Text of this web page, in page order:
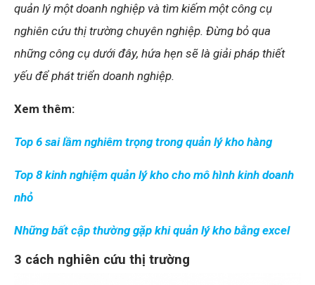
quản lý một doanh nghiệp và tìm kiếm một công cụ
nghiên cứu thị trường chuyên nghiệp. Đừng bỏ qua
những công cụ dưới đây, hứa hẹn sẽ là giải pháp thiết
yếu để phát triển doanh nghiệp.
Xem thêm:
Top 6 sai lầm nghiêm trọng trong quản lý kho hàng
Top 8 kinh nghiệm quản lý kho cho mô hình kinh doanh
nhỏ
Những bất cập thường gặp khi quản lý kho bằng excel
3 cách nghiên cứu thị trường